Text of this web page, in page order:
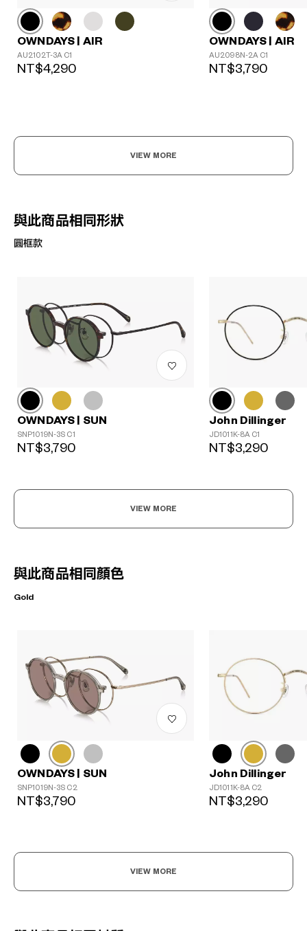
OWNDAYS | AIR
AU2102T-3A C1
NT$4,290
OWNDAYS | AIR
AU2098N-2A C1
NT$3,790
VIEW MORE
與此商品相同形狀
圓框款
OWNDAYS | SUN
SNP1019N-3S C1
NT$3,790
John Dillinger
JD1011K-8A C1
NT$3,290
VIEW MORE
與此商品相同顏色
Gold
OWNDAYS | SUN
SNP1019N-3S C2
NT$3,790
John Dillinger
JD1011K-8A C2
NT$3,290
VIEW MORE